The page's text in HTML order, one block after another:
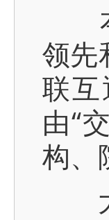
本
领先
联
由“
构、
大